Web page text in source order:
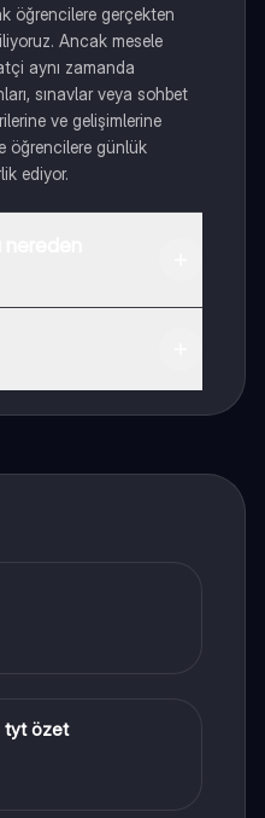
öğrencilere gerçekten
Ancak mesele
aynı zamanda
sınavlar veya sohbet
ve gelişimlerine
öğrencilere günlük
ediyor.
tyt özet